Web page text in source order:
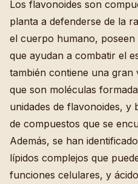
Los flavonoides son
planta a defenderse de la
el cuerpo humano, poseen
que ayudan a combatir el
también contiene una gran
que son moléculas
unidades de flavonoides,
de compuestos que se
Además, se han
lípidos complejos que
funciones celulares, y